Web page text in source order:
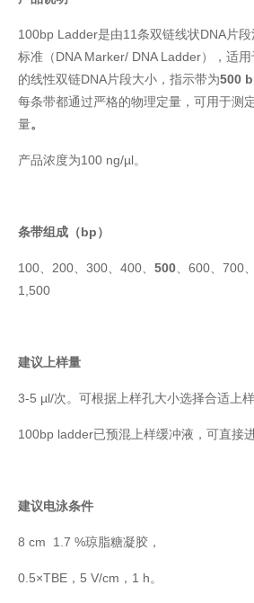
100bp Ladder是由11条双链线状DNA片
标准（DNA Marker/ DNA Ladder），适
的线性双链DNA片段大小，指示带为500
每条带都通过严格的物理定量，可用于测
量。
产品浓度为100 ng/µl。
条带组成（bp）
100、200、300、400、 500 、600、700
1,500
建议上样量
3-5 µl/次。可根据上样孔大小选择合适上样
100bp ladder已预混上样缓冲液，可直接
建议电泳条件
8 cm 1.7 %琼脂糖凝胶，
0.5×TBE，5 V/cm，1 h。